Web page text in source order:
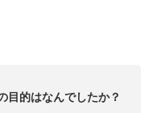
的はなんでしたか？